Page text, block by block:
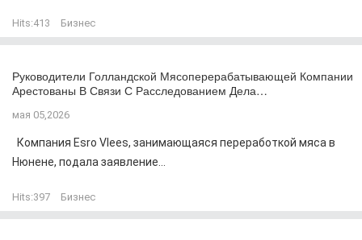
Hits:413 Бизнес
Руководители Голландской Мясоперерабатывающей Компании
Арестованы В Связи С Расследованием Дела…
мая 05,2026
Компания Esro Vlees, занимающаяся переработкой мяса в
Нюнене, подала заявление...
Hits:397 Бизнес